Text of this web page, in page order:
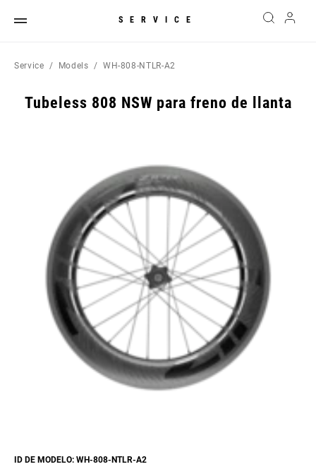
SERVICE
Service Models WH-808-NTLR-A2
Tubeless 808 NSW para freno de llanta
ID DE MODELO: WH-808-NTLR-A2